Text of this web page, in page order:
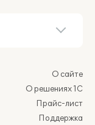
О сайте
О решениях 1С
Прайс-лист
Поддержка